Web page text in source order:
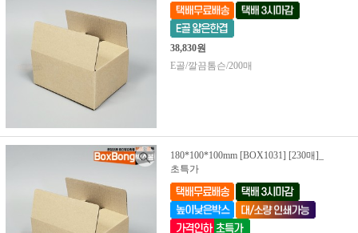
38,830원
E골/깔끔톰슨/200매
180*100*100mm [BOX1031] [230매]_
초특가